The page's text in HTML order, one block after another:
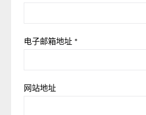
电子邮箱地址 *
网站地址